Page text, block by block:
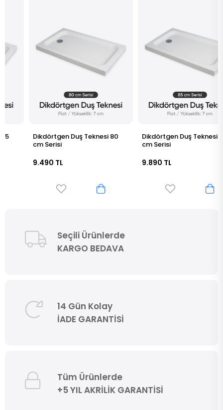
Dikdörtgen Duş Teknesi 80
cm Serisi
9.490 TL
Dikdörtgen Duş Teknesi 85
cm Serisi
9.890 TL
Seçili Ürünlerde
KARGO BEDAVA
14 Gün Kolay
İADE GARANTİSİ
Tüm Ürünlerde
+5 YIL AKRİLİK GARANTİSİ